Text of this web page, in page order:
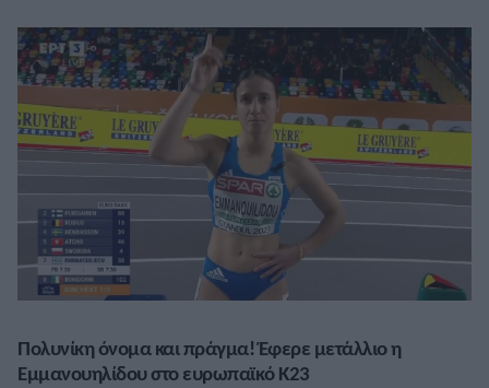
Πολυνίκη όνομα και πράγμα! Έφερε μετάλλιο η
Εμμανουηλίδου στο ευρωπαϊκό Κ23